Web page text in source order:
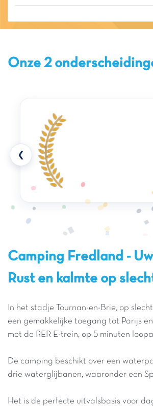
Onze 2
❮
Camping Fredland -
Rust en kalmte op
In het stadje Tournan-en-Brie, op
een gemakkelijke toegang tot Parijs
met de RER E-trein, op 5 minuten
De camping beschikt over een
drie waterglijbanen, waaronder een
Het is de perfecte uitvalsbasis voor